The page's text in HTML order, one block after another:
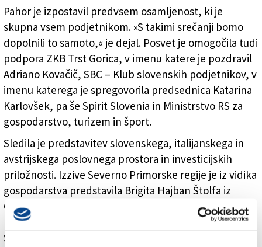
Pahor je izpostavil predvsem osamljenost, ki je
skupna vsem podjetnikom. »S takimi srečanji bomo
dopolnili to samoto,« je dejal. Posvet je omogočila tudi
podpora ZKB Trst Gorica, v imenu katere je pozdravil
Adriano Kovačič, SBC – Klub slovenskih podjetnikov, v
imenu katerega je spregovorila predsednica Katarina
Karlovšek, pa še Spirit Slovenia in Ministrstvo RS za
gospodarstvo, turizem in šport.
Sledila je predstavitev slovenskega, italijanskega in
avstrijskega poslovnega prostora in investicijskih
priložnosti. Izzive Severno Primorske regije je iz vidika
gospodarstva predstavila Brigita Hajban Štolfa iz
Gospodarske zbornice Slovenije. Andrej Šik iz SDGZ je
predstavil posebnosti italijanskega poslovnega okolja.
Svetovalka pri SGZ Katarina Wakouning je predstavila